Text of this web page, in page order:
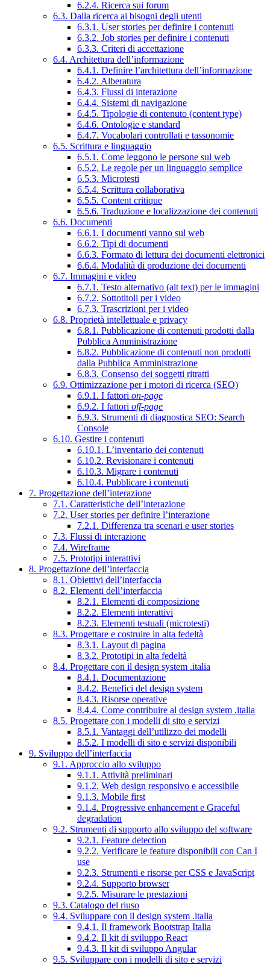
6.2.4. Ricerca sui forum
6.3. Dalla ricerca ai bisogni degli utenti
6.3.1. User stories per definire i contenuti
6.3.2. Job stories per definire i contenuti
6.3.3. Criteri di accettazione
6.4. Architettura dell’informazione
6.4.1. Definire l’architettura dell’informazione
6.4.2. Alberatura
6.4.3. Flussi di interazione
6.4.4. Sistemi di navigazione
6.4.5. Tipologie di contenuto (content type)
6.4.6. Ontologie e standard
6.4.7. Vocabolari controllati e tassonomie
6.5. Scrittura e linguaggio
6.5.1. Come leggono le persone sul web
6.5.2. Le regole per un linguaggio semplice
6.5.3. Microtesti
6.5.4. Scrittura collaborativa
6.5.5. Content critique
6.5.6. Traduzione e localizzazione dei contenuti
6.6. Documenti
6.6.1. I documenti vanno sul web
6.6.2. Tipi di documenti
6.6.3. Formato di lettura dei documenti elettronici
6.6.4. Modalità di produzione dei documenti
6.7. Immagini e video
6.7.1. Testo alternativo (alt text) per le immagini
6.7.2. Sottotitoli per i video
6.7.3. Trascrizioni per i video
6.8. Proprietà intellettuale e privacy
6.8.1. Pubblicazione di contenuti prodotti dalla
Pubblica Amministrazione
6.8.2. Pubblicazione di contenuti non prodotti
dalla Pubblica Amministrazione
6.8.3. Consenso dei soggetti ritratti
6.9. Ottimizzazione per i motori di ricerca (SEO)
6.9.1. I fattori on-page
6.9.2. I fattori off-page
6.9.3. Strumenti di diagnostica SEO: Search
Console
6.10. Gestire i contenuti
6.10.1. L’inventario dei contenuti
6.10.2. Revisionare i contenuti
6.10.3. Migrare i contenuti
6.10.4. Pubblicare i contenuti
7. Progettazione dell’interazione
7.1. Caratteristiche dell’interazione
7.2. User stories per definire l’interazione
7.2.1. Differenza tra scenari e user stories
7.3. Flussi di interazione
7.4. Wireframe
7.5. Prototipi interattivi
8. Progettazione dell’interfaccia
8.1. Obiettivi dell’interfaccia
8.2. Elementi dell’interfaccia
8.2.1. Elementi di composizione
8.2.2. Elementi interattivi
8.2.3. Elementi testuali (microtesti)
8.3. Progettare e costruire in alta fedeltà
8.3.1. Layout di pagina
8.3.2. Prototipi in alta fedeltà
8.4. Progettare con il design system .italia
8.4.1. Documentazione
8.4.2. Benefici del design system
8.4.3. Risorse operative
8.4.4. Come contribuire al design system .italia
8.5. Progettare con i modelli di sito e servizi
8.5.1. Vantaggi dell’utilizzo dei modelli
8.5.2. I modelli di sito e servizi disponibili
9. Sviluppo dell’interfaccia
9.1. Approccio allo sviluppo
9.1.1. Attività preliminari
9.1.2. Web design responsivo e accessibile
9.1.3. Mobile first
9.1.4. Progressive enhancement e Graceful
degradation
9.2. Strumenti di supporto allo sviluppo del software
9.2.1. Feature detection
9.2.2. Verificare le feature disponibili con Can I
use
9.2.3. Strumenti e risorse per CSS e JavaScript
9.2.4. Supporto browser
9.2.5. Misurare le prestazioni
9.3. Catalogo del riuso
9.4. Sviluppare con il design system .italia
9.4.1. Il framework Bootstrap Italia
9.4.2. Il kit di sviluppo React
9.4.3. Il kit di sviluppo Angular
9.5. Sviluppare con i modelli di sito e servizi